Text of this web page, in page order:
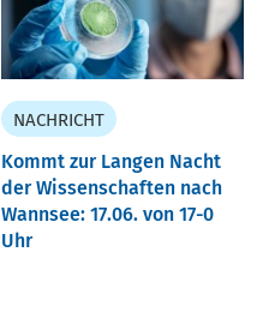
NACHRICHT
Kommt zur Langen Nacht
der Wissenschaften nach
Wannsee: 17.06. von 17-0
Uhr